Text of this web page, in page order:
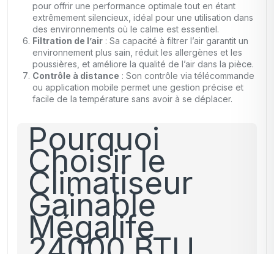
pour offrir une performance optimale tout en étant
extrêmement silencieux, idéal pour une utilisation dans
des environnements où le calme est essentiel.
Filtration de l’air : Sa capacité à filtrer l’air garantit un
environnement plus sain, réduit les allergènes et les
poussières, et améliore la qualité de l’air dans la pièce.
Contrôle à distance : Son contrôle via télécommande
ou application mobile permet une gestion précise et
facile de la température sans avoir à se déplacer.
Pourquoi
Choisir le
Climatiseur
Gainable
Mégalife